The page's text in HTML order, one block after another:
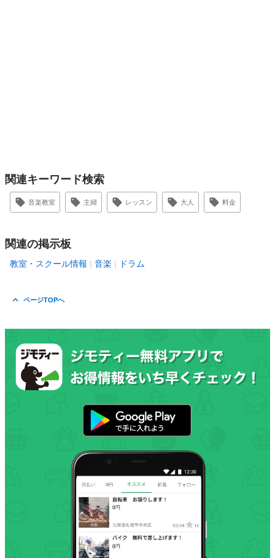
関連キーワード検索
音楽教室 主婦 レッスン 大人 料金
関連の掲示板
教室・スクール情報 音楽 ドラム
ページTOPへ